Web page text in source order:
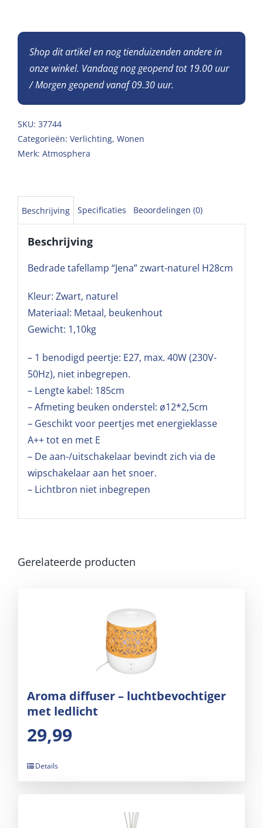
Shop dit artikel en nog tienduizenden andere in
onze winkel. Vandaag nog geopend tot 19.00 uur
/ Morgen geopend vanaf 09.30 uur.
SKU: 37744
Categorieën: Verlichting, Wonen
Merk: Atmosphera
Beschrijving Specificaties Beoordelingen (0)
Beschrijving
Bedrade tafellamp “Jena” zwart-naturel H28cm
Kleur: Zwart, naturel
Materiaal: Metaal, beukenhout
Gewicht: 1,10kg
– 1 benodigd peertje: E27, max. 40W (230V-
50Hz), niet inbegrepen.
– Lengte kabel: 185cm
– Afmeting beuken onderstel: ø12*2,5cm
– Geschikt voor peertjes met energieklasse
A++ tot en met E
– De aan-/uitschakelaar bevindt zich via de
wipschakelaar aan het snoer.
– Lichtbron niet inbegrepen
Gerelateerde producten
Aroma diffuser – luchtbevochtiger
met ledlicht
29,99
Details